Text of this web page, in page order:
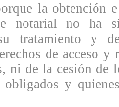
la obtención e
notarial no ha
tratamiento y
de acceso y
ni de la cesión de
y